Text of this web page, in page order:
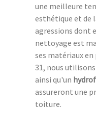
une meilleure
esthétique et de
agressions dont
nettoyage est
ses matériaux en
31, nous utilisons
ainsi qu'un
assureront une
toiture.